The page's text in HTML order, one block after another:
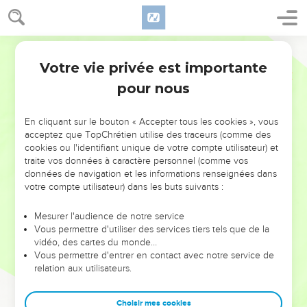
NE MANQUEZ PAS L’ÉVÉNEMENT
DE L’ANNÉE !
ET SI LEURS ERREURS POUVAIENT VOUS ÉVITER LES
VOTRES ?
leur foi ou leur vision. Mais on voit moins les doutes, les erreurs
et les saisons difficiles qu'ils ont traversés, alors même que ce
sont elles qui les ont façonnés.
Dans cette conférence, leaders, entrepreneurs, et responsables
clés pour avancer avec plus de sagesse afin que leurs erreurs
Votre vie privée est importante
pour nous
En cliquant sur le bouton « Accepter tous les cookies », vous
acceptez que TopChrétien utilise des traceurs (comme des
cookies ou l'identifiant unique de votre compte utilisateur) et
traite vos données à caractère personnel (comme vos
données de navigation et les informations renseignées dans
votre compte utilisateur) dans les buts suivants :
Mesurer l'audience de notre service
Vous permettre d'utiliser des services tiers tels que de la
vidéo, des cartes du monde…
Vous permettre d'entrer en contact avec notre service de
relation aux utilisateurs.
Choisir mes cookies